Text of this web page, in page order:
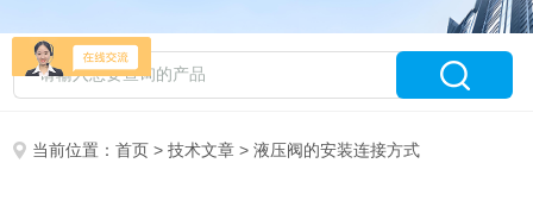
当前位置：首页 >技术文章 > 液压阀的安装连接方式